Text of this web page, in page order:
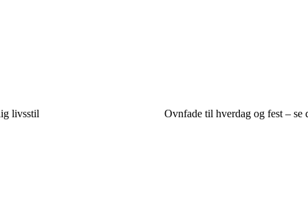
livsstil Ovnfade til hverdag og fest – se